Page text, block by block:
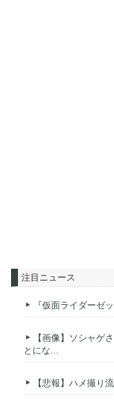
注目ニュース
『仮面ライダーゼ
【画像】ソシャゲ
とにな...
【悲報】ハメ撮り